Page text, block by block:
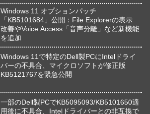
Windows 11 オプションパッチ
「KB5101684」公開：File Explorerの表示
改善やVoice Access「音声分離」など新機能
を追加
Windows 11で特定のDell製PCにIntelドライ
バーの不具合、マイクロソフトが修正版
KB5121767を緊急公開
一部のDell製PCでKB5095093/KB5101650適
用後に不具合、Intelドライバーとの非互換で